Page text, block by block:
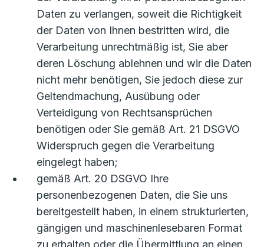
Daten zu verlangen, soweit die Richtigkeit
der Daten von Ihnen bestritten wird, die
Verarbeitung unrechtmäßig ist, Sie aber
deren Löschung ablehnen und wir die Daten
nicht mehr benötigen, Sie jedoch diese zur
Geltendmachung, Ausübung oder
Verteidigung von Rechtsansprüchen
benötigen oder Sie gemäß Art. 21 DSGVO
Widerspruch gegen die Verarbeitung
eingelegt haben;
gemäß Art. 20 DSGVO Ihre
personenbezogenen Daten, die Sie uns
bereitgestellt haben, in einem strukturierten,
gängigen und maschinenlesebaren Format
zu erhalten oder die Übermittlung an einen